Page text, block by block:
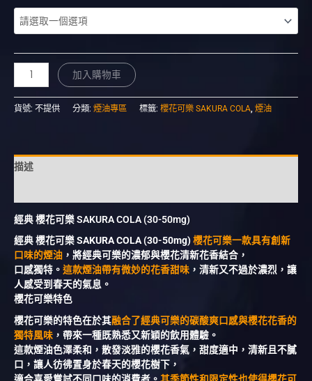
加入購物車
貨號: 不提供 分類: 煙油專區 標籤: 櫻花可樂 SAKURA COLA, 煙油
描述
經典 櫻花可樂 SAKURA COLA (30-50mg)
經典 櫻花可樂 SAKURA COLA (30-50mg)櫻花可樂一款具有創新
口味的煙油 ，將經典可樂的濃郁與櫻花清新花香結合，
口感獨特。 這款煙油帶有微妙的花香甜味 ，清新又不過於濃烈，讓
人感受到春天的氣息。
櫻花可樂特色
櫻花可樂的特色在於其融合了經典可樂的碳酸爽口感與櫻花花香的
獨特風味 ，帶來一種既熟悉又新穎的飲用體驗。
這款煙油色澤柔和，散發淡雅的櫻花香氣，甜度適中，清新且不膩
口，讓人彷彿置身於春天的櫻花樹下，